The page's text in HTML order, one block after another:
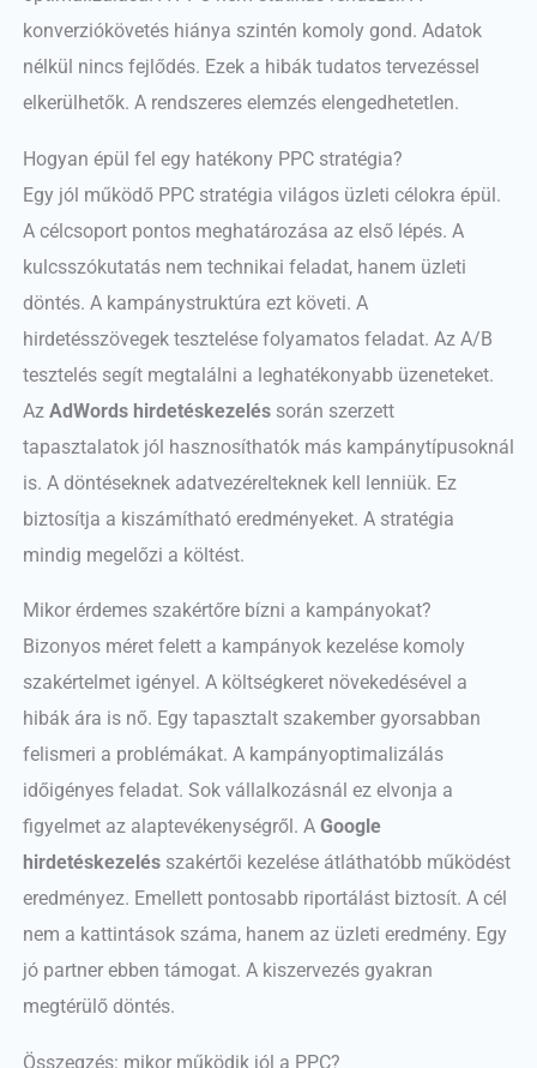
konverziókövetés hiánya szintén komoly gond. Adatok
nélkül nincs fejlődés. Ezek a hibák tudatos tervezéssel
elkerülhetők. A rendszeres elemzés elengedhetetlen.
Hogyan épül fel egy hatékony PPC stratégia?
Egy jól működő PPC stratégia világos üzleti célokra épül.
A célcsoport pontos meghatározása az első lépés. A
kulcsszókutatás nem technikai feladat, hanem üzleti
döntés. A kampánystruktúra ezt követi. A
hirdetésszövegek tesztelése folyamatos feladat. Az A/B
tesztelés segít megtalálni a leghatékonyabb üzeneteket.
Az AdWords hirdetéskezeléssorán szerzett
tapasztalatok jól hasznosíthatók más kampánytípusoknál
is. A döntéseknek adatvezérelteknek kell lenniük. Ez
biztosítja a kiszámítható eredményeket. A stratégia
mindig megelőzi a költést.
Mikor érdemes szakértőre bízni a kampányokat?
Bizonyos méret felett a kampányok kezelése komoly
szakértelmet igényel. A költségkeret növekedésével a
hibák ára is nő. Egy tapasztalt szakember gyorsabban
felismeri a problémákat. A kampányoptimalizálás
időigényes feladat. Sok vállalkozásnál ez elvonja a
figyelmet az alaptevékenységről. A Google
hirdetéskezelésszakértői kezelése átláthatóbb működést
eredményez. Emellett pontosabb riportálást biztosít. A cél
nem a kattintások száma, hanem az üzleti eredmény. Egy
jó partner ebben támogat. A kiszervezés gyakran
megtérülő döntés.
Összegzés: mikor működik jól a PPC?